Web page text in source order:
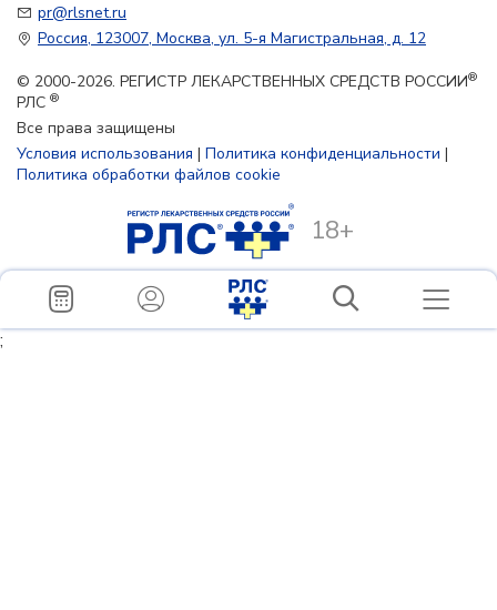
pr@rlsnet.ru
Россия, 123007, Москва, ул. 5-я Магистральная, д. 12
© 2000-2026. РЕГИСТР ЛЕКАРСТВЕННЫХ СРЕДСТВ РОССИИ®
РЛС ®
Все права защищены
Условия использования | Политика конфиденциальности |
Политика обработки файлов cookie
18+
;